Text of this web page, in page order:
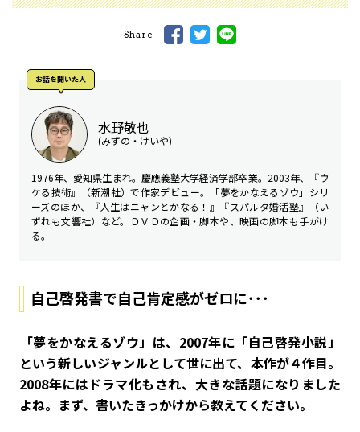
Share
お話を聞いた⼈
水野敬也
(みずの・けいや)
1976年、愛知県生まれ。慶應義塾大学経済学部卒業。2003年、『ウ
ケる技術』（新潮社）で作家デビュー。「夢をかなえるゾウ」シリ
ーズのほか、『人生はニャンとかなる！』『スパルタ婚活塾』（い
ずれも文響社）など。ＤＶＤの企画・脚本や、映画の脚本も手がけ
る。
自己啓発書で自己肯定感がゼロに･･･
――「夢をかなえるゾウ」は、2007年に「自己啓発小説」
という新しいジャンルとして世に出て、本作が４作目。
2008年にはドラマ化もされ、大きな話題になりました
よね。まず、書いたきっかけから教えてください。